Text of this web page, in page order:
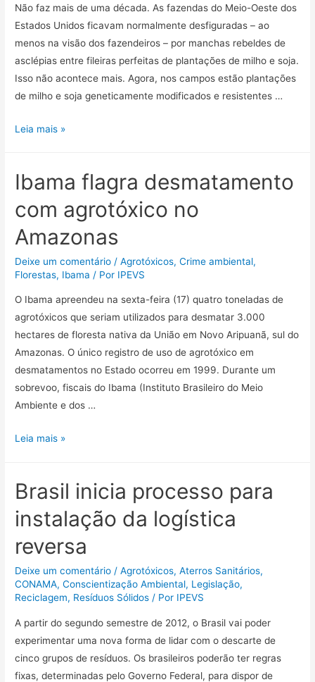
Não faz mais de uma década. As fazendas do Meio-Oeste dos
Estados Unidos ficavam normalmente desfiguradas – ao
menos na visão dos fazendeiros – por manchas rebeldes de
asclépias entre fileiras perfeitas de plantações de milho e soja.
Isso não acontece mais. Agora, nos campos estão plantações
de milho e soja geneticamente modificados e resistentes …
Leia mais »
Ibama flagra desmatamento
com agrotóxico no
Amazonas
Deixe um comentário /Agrotóxicos,Crime ambiental,
Florestas, Ibama / Por IPEVS
O Ibama apreendeu na sexta-feira (17) quatro toneladas de
agrotóxicos que seriam utilizados para desmatar 3.000
hectares de floresta nativa da União em Novo Aripuanã, sul do
Amazonas. O único registro de uso de agrotóxico em
desmatamentos no Estado ocorreu em 1999. Durante um
sobrevoo, fiscais do Ibama (Instituto Brasileiro do Meio
Ambiente e dos …
Leia mais »
Brasil inicia processo para
instalação da logística
reversa
Deixe um comentário /Agrotóxicos,Aterros Sanitários,
CONAMA,Conscientização Ambiental, Legislação,
Reciclagem, Resíduos Sólidos / Por IPEVS
A partir do segundo semestre de 2012, o Brasil vai poder
experimentar uma nova forma de lidar com o descarte de
cinco grupos de resíduos. Os brasileiros poderão ter regras
fixas, determinadas pelo Governo Federal, para dispor de